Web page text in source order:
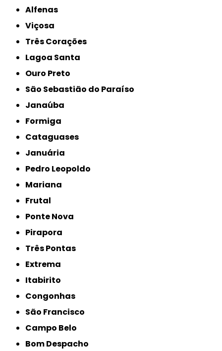
Alfenas
Viçosa
Três Corações
Lagoa Santa
Ouro Preto
São Sebastião do Paraíso
Janaúba
Formiga
Cataguases
Januária
Pedro Leopoldo
Mariana
Frutal
Ponte Nova
Pirapora
Três Pontas
Extrema
Itabirito
Congonhas
São Francisco
Campo Belo
Bom Despacho